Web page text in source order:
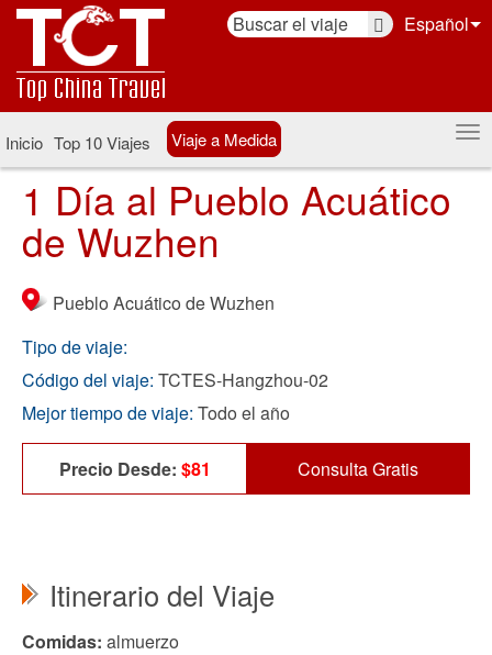
Español
Inicio Top 10 Viajes Viaje a Medida
1 Día al Pueblo Acuático
de Wuzhen
Pueblo Acuático de Wuzhen
Tipo de viaje:
Código del viaje: TCTES-Hangzhou-02
Mejor tiempo de viaje: Todo el año
Precio Desde: $81 Consulta Gratis
Itinerario del Viaje
Comidas: almuerzo